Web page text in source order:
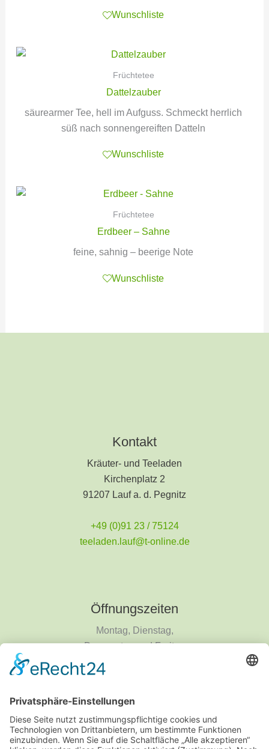
Wunschliste
Früchtetee
Dattelzauber
säurearmer Tee, hell im Aufguss. Schmeckt herrlich
süß nach sonnengereiften Datteln
Wunschliste
Früchtetee
Erdbeer – Sahne
feine, sahnig – beerige Note
Wunschliste
Kontakt
Kräuter- und Teeladen
Kirchenplatz 2
91207 Lauf a. d. Pegnitz
+49 (0)91 23 / 75124
teeladen.lauf@t-online.de
Öffnungszeiten
Montag, Dienstag,
Donnerstag und Freitag
9 - 14 Uhr